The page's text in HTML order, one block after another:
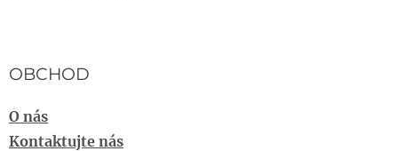
OBCHOD
O nás
Kontaktujte nás